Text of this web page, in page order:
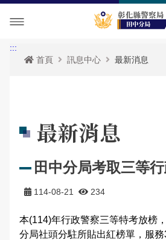
單位介紹
組織執掌
聯絡資訊
轄區概況
各分駐(派出)所轄區介紹
活動訊息
RSS訊息中心
各項宣導
便民服務
表單下載
資料查詢
政府資訊公開
民意廣場
分局長信箱
問卷調查
影音出版品
活動相簿
相關連結
:::
首頁
訊息中心 最新消息
最新消息
田中分局考取三等
114-08-21 234
本(114)年行政警察三等特考放榜
分局社頭分駐所貼出紅榜單，服